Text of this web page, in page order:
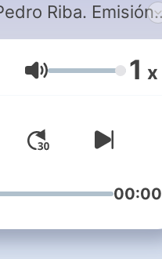
Riba. Emisión
domingo y
a 3 de la
Volumen 1 x
00:00